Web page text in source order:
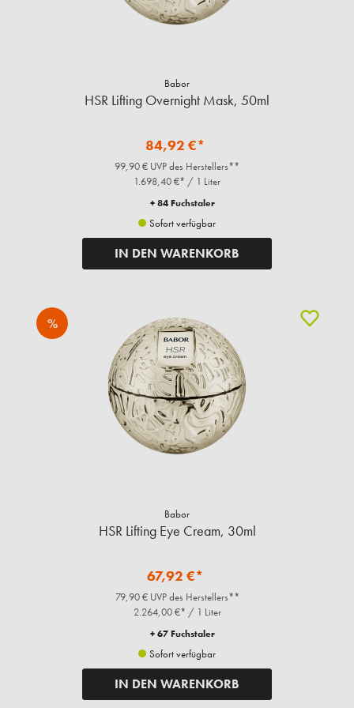
Babor
HSR Lifting Overnight Mask, 50ml
84,92 €*
99,90 € UVP des Herstellers**
1.698,40 €* / 1 Liter
+ 84 Fuchstaler
Sofort verfügbar
IN DEN WARENKORB
%
Babor
HSR Lifting Eye Cream, 30ml
67,92 €*
79,90 € UVP des Herstellers**
2.264,00 €* / 1 Liter
+ 67 Fuchstaler
Sofort verfügbar
IN DEN WARENKORB